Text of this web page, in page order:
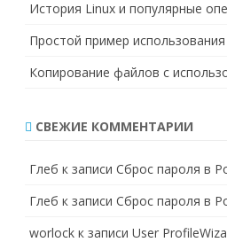
История Linux и популярные
Простой пример
Копирование файлов с
СВЕЖИЕ КОММЕНТАРИИ
Глеб к записи Сброс пароля в
Глеб к записи Сброс пароля в
worlock к записи User